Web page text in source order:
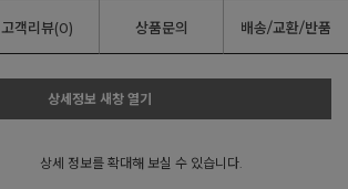
고객리뷰(0) 상품문의 배송/교환/반품
상세정보 새창 열기
상세 정보를 확대해 보실 수 있습니다.